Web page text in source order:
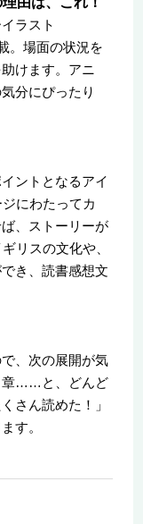
ラスト
。場面の状況を
けます。アニ
分にぴったり
ントとなるアイ
にわたってカ
、ストーリーが
リスの文化や、
き、読書感想文
、次の展開が気
章……と、どんど
さん読めた！」
す。